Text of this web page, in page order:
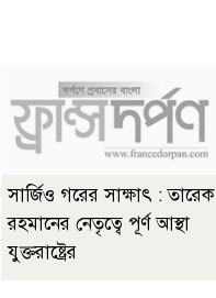
সার্জিও গরের সাক্ষাৎ : তারেক
রহমানের নেতৃত্বে পূর্ণ আস্থা
যুক্তরাষ্ট্রের